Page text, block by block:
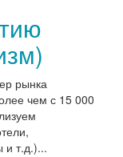
рынка
чем с 15 000
и т.д.)...